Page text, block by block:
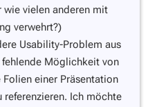
wie vielen anderen mit
verwehrt?)
Usability-Problem aus
Möglichkeit von
einer Präsentation
referenzieren. Ich möchte